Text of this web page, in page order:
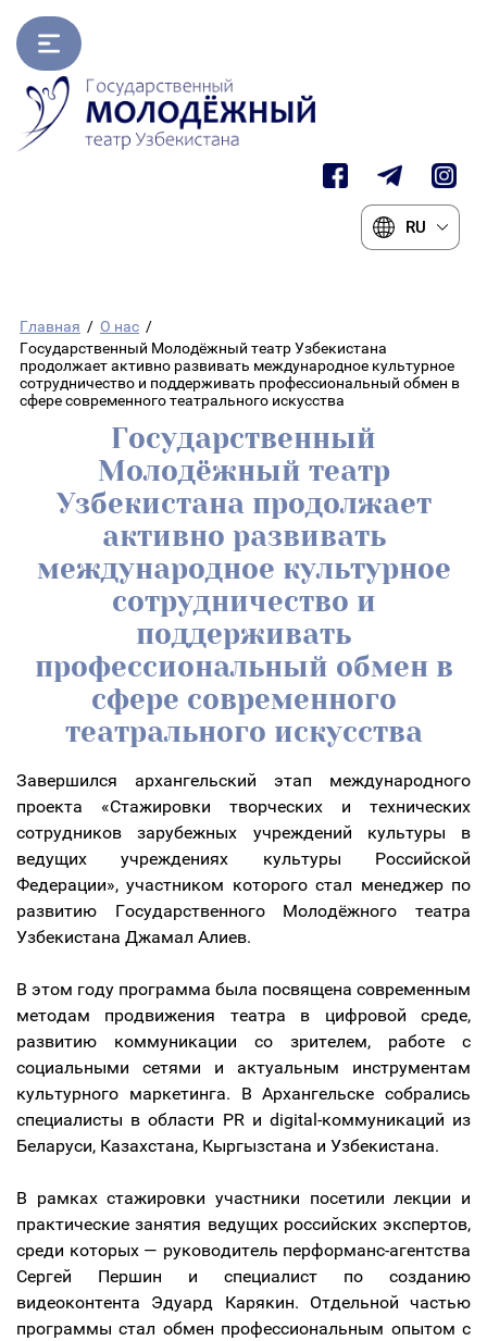
RU
Главная / О нас /
Государственный Молодёжный театр Узбекистана
продолжает активно развивать международное культурное
сотрудничество и поддерживать профессиональный обмен в
сфере современного театрального искусства
Государственный
Молодёжный театр
Узбекистана продолжает
активно развивать
международное культурное
сотрудничество и
поддерживать
профессиональный обмен в
сфере современного
театрального искусства
Завершился архангельский этап международного
проекта «Стажировки творческих и технических
сотрудников зарубежных учреждений культуры в
ведущих учреждениях культуры Российской
Федерации», участником которого стал менеджер по
развитию Государственного Молодёжного театра
Узбекистана Джамал Алиев.
В этом году программа была посвящена современным
методам продвижения театра в цифровой среде,
развитию коммуникации со зрителем, работе с
социальными сетями и актуальным инструментам
культурного маркетинга. В Архангельске собрались
специалисты в области PR и digital-коммуникаций из
Беларуси, Казахстана, Кыргызстана и Узбекистана.
В рамках стажировки участники посетили лекции и
практические занятия ведущих российских экспертов,
среди которых — руководитель перформанс-агентства
Сергей Першин и специалист по созданию
видеоконтента Эдуард Карякин. Отдельной частью
программы стал обмен профессиональным опытом с